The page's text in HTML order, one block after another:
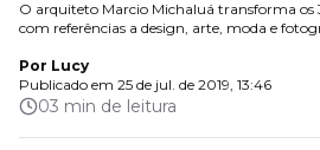
O arquiteto Marcio Michaluá transforma
com referências a design, arte, moda e
Por Lucy
Publicado em 25 de jul. de 2019, 13:46
03 min de leitura